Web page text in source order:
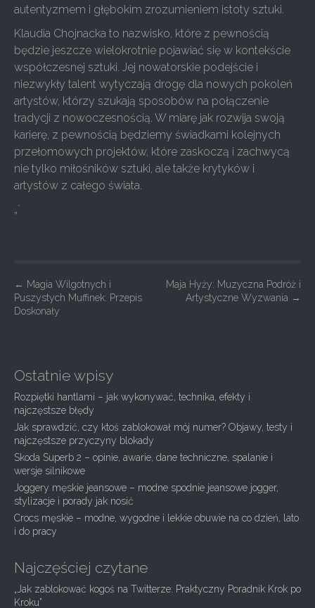
autentyzmem i głębokim zrozumieniem istoty sztuki.
Klaudia Chojnacka to nazwisko, które z pewnością
będzie jeszcze wielokrotnie pojawiać się w kontekście
współczesnej sztuki. Jej nowatorskie podejście i
niezwykły talent wytyczają drogę dla nowych pokoleń
artystów, którzy szukają sposobów na połączenie
tradycji z nowoczesnością. W miarę jak rozwija swoją
karierę, z pewnością będziemy świadkami kolejnych
przełomowych projektów, które zaskoczą i zachwycą
nie tylko miłośników sztuki, ale także krytyków i
artystów z całego świata.
„`
P
o
n
a
v
i
g
a
t
i
o
← Magia Wilgotnych i
Puszystych Muffinek: Przepis
Doskonały
Maja Hyży: Muzyczna Podróż i
Artystyczne Wyzwania →
Ostatnie wpisy
Rozpiętki hantlami – jak wykonywać, technika, efekty i
najczęstsze błędy
Jak sprawdzić, czy ktoś zablokował mój numer? Objawy, testy i
najczęstsze przyczyny blokady
Skoda Superb 2 – opinie, awarie, dane techniczne, spalanie i
wersje silnikowe
Joggery męskie jeansowe – modne spodnie jeansowe jogger,
stylizacje i porady jak nosić
Crocs męskie – modne, wygodne i lekkie obuwie na co dzień, lato
i do pracy
Najczęściej czytane
„Jak zablokować kogoś na Twitterze: Praktyczny Poradnik Krok po
Kroku”